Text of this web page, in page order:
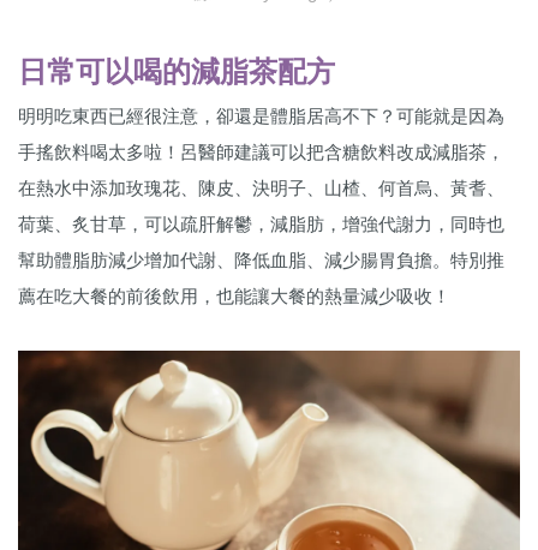
日常可以喝的減脂茶配方
明明吃東西已經很注意，卻還是體脂居高不下？可能就是因為
手搖飲料喝太多啦！呂醫師建議可以把含糖飲料改成減脂茶，
在熱水中添加玫瑰花、陳⽪、決明⼦、⼭楂、何⾸烏、黃耆、
荷葉、炙⽢草，可以疏肝解鬱，減脂肪，增強代謝⼒，同時也
幫助體脂肪減少增加代謝、降低⾎脂、減少腸胃負擔。特別推
薦在吃大餐的前後飲用，也能讓大餐的熱量減少吸收！